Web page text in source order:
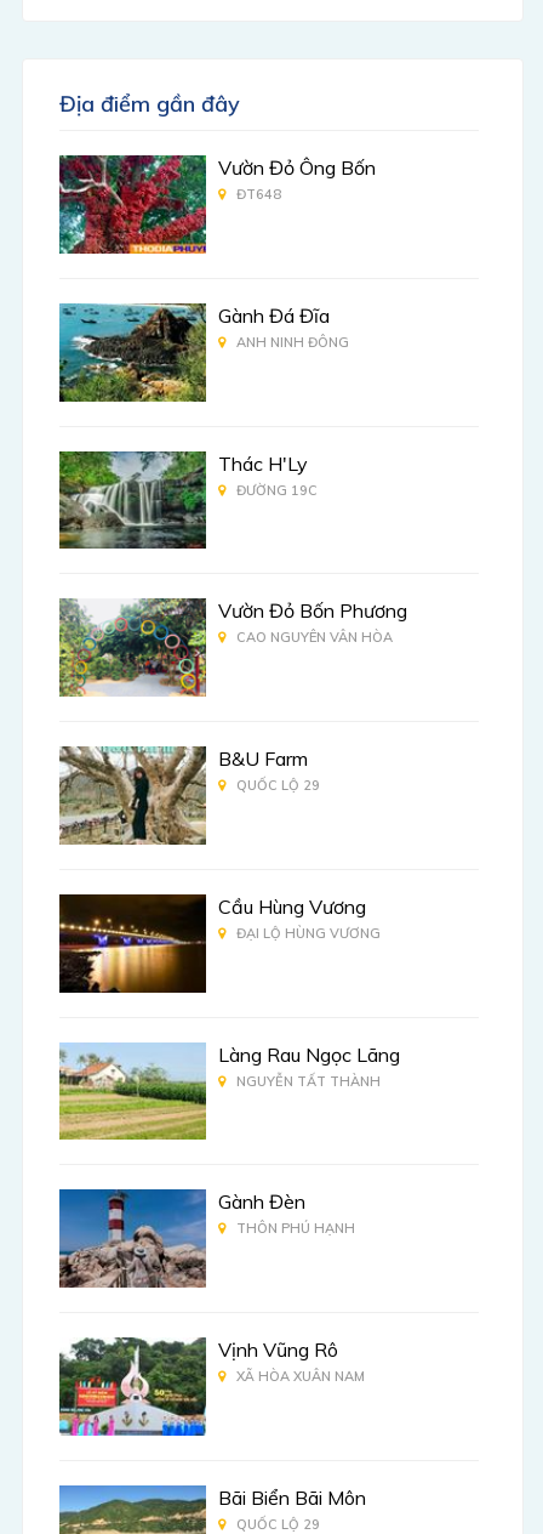
Địa điểm gần đây
Vườn Đỏ Ông Bốn
ĐT648
Gành Đá Đĩa
ANH NINH ĐÔNG
Thác H'Ly
ĐƯỜNG 19C
Vườn Đỏ Bốn Phương
CAO NGUYÊN VÂN HÒA
B&U Farm
QUỐC LỘ 29
Cầu Hùng Vương
ĐẠI LỘ HÙNG VƯƠNG
Làng Rau Ngọc Lãng
NGUYỄN TẤT THÀNH
Gành Đèn
THÔN PHÚ HẠNH
Vịnh Vũng Rô
XÃ HÒA XUÂN NAM
Bãi Biển Bãi Môn
QUỐC LỘ 29